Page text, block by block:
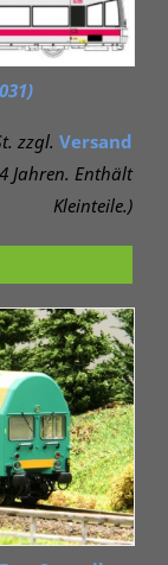
zzgl. Versand
Jahren. Enthält
Kleinteile.)